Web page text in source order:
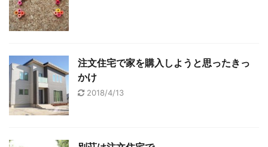
注文住宅で家を購入しようと思ったきっ
かけ
2018/4/13